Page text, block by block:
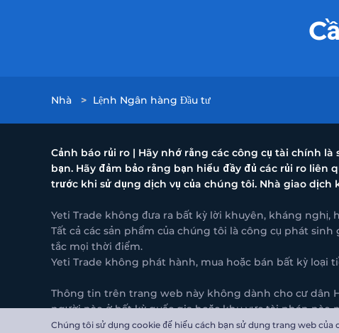
Chúng tôi sử dụng cookie để hiểu cách bạn sử dụng trang web
Nhà > Lệnh Ngân hàng Đầu tư
Cảnh báo rủi ro | Hãy nhớ rằng các công cụ tài chính
bạn. Hãy đảm bảo rằng bạn hiểu đầy đủ các rủi ro
trước khi sử dụng dịch vụ của chúng tôi. Nhà giao dịch
Yeti Trade không đưa ra bất kỳ lời khuyên, kháng nghị,
Tất cả các sản phẩm của chúng tôi là công cụ phát
tắc mọi thời điểm.
Yeti Trade không phát hành, mua hoặc bán bất kỳ
Thông tin trên trang web này không dành cho cư dân
người nào ở bất kỳ quốc gia hoặc khu vực tài phán nào
Yeti Trade Global LLC địa chỉ: 1942 Broadway St STE